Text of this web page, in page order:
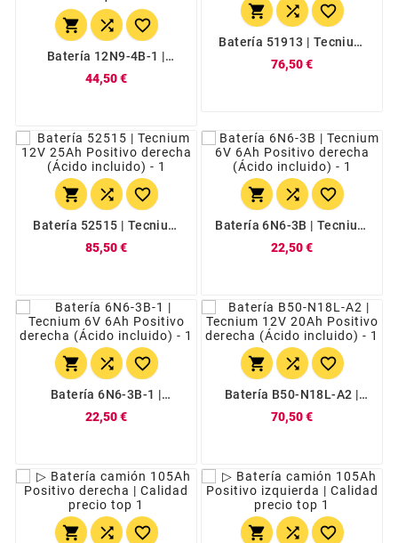
  
Batería 12N9-4B-1 |
Positivo Izquierda (Ácido
44,50 €
  
Batería 51913 | Tecnium
Derecha (Ácido Incluido)
76,50 €
  
Batería 52515 | Tecnium
Derecha (Ácido Incluido)
85,50 €
  
Batería 6N6-3B | Tecnium
(Ácido Incluido)
22,50 €
  
Batería 6N6-3B-1 |
Derecha (Ácido Incluido)
22,50 €
  
Batería B50-N18L-A2 |
Positivo Derecha (Ácido
70,50 €
     